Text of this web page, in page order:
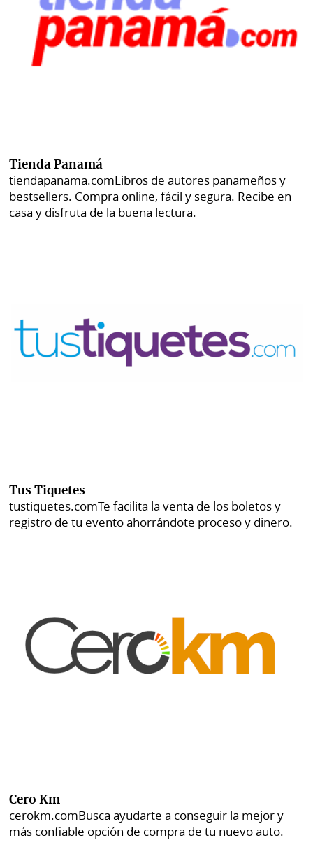
Tienda Panamá
tiendapanama.comLibros de autores panameños y
bestsellers. Compra online, fácil y segura. Recibe en
casa y disfruta de la buena lectura.
Tus Tiquetes
tustiquetes.comTe facilita la venta de los boletos y
registro de tu evento ahorrándote proceso y dinero.
Cero Km
cerokm.comBusca ayudarte a conseguir la mejor y
más confiable opción de compra de tu nuevo auto.